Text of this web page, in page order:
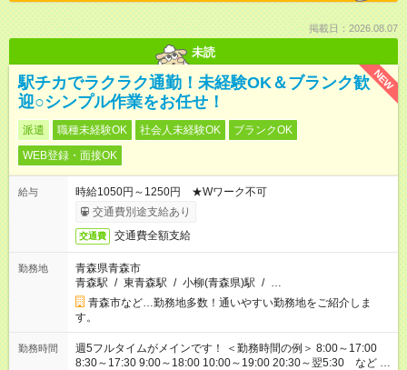
掲載日：2026.08.07
未読
NEW
駅チカでラクラク通勤！未経験OK＆ブランク歓
迎○シンプル作業をお任せ！
派遣 職種未経験OK 社会人未経験OK
ブランクOK
WEB登録・面接OK
給与
時給1050円～1250円 ★Wワーク不可
交通費別途支給あり
交通費 交通費全額支給
勤務地
青森県青森市
青森駅 / 東青森駅 / 小柳(青森県)駅 / …
青森市など…勤務地多数！通いやすい勤務地をご紹介しま
す。
勤務時間
週5フルタイムがメインです！ ＜勤務時間の例＞ 8:00～17:00
8:30～17:30 9:00～18:00 10:00～19:00 20:30～翌5:30 など ★